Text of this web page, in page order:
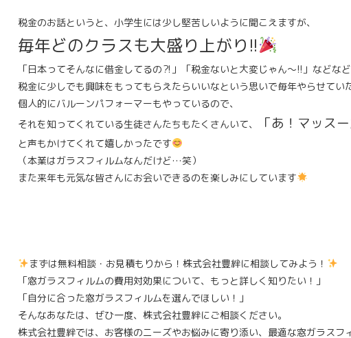
税金のお話というと、小学生には少し堅苦しいように聞こえますが、
毎年どのクラスも大盛り上がり!!
「日本ってそんなに借金してるの⁈」「税金ないと大変じゃん～!!」などなど
税金に少しでも興味をもってもらえたらいいなという思いで毎年やらせてい
個人的にバルーンパフォーマーもやっているので、
それを知ってくれている生徒さんたちもたくさんいて、
「あ！マッス
と声もかけてくれて嬉しかったです
（本業はガラスフィルムなんだけど…笑）
また来年も元気な皆さんにお会いできるのを楽しみにしています
まずは無料相談・お見積もりから！株式会社豊絆に相談してみよう！
「窓ガラスフィルムの費用対効果について、もっと詳しく知りたい！」
「自分に合った窓ガラスフィルムを選んでほしい！」
そんなあなたは、ぜひ一度、株式会社豊絆にご相談ください。
株式会社豊絆では、お客様のニーズやお悩みに寄り添い、最適な窓ガラスフ